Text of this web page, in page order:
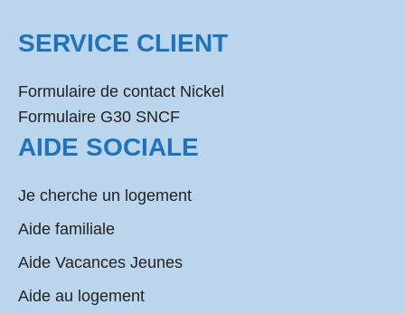
SERVICE CLIENT
Formulaire de contact Nickel
Formulaire G30 SNCF
AIDE SOCIALE
Je cherche un logement
Aide familiale
Aide Vacances Jeunes
Aide au logement